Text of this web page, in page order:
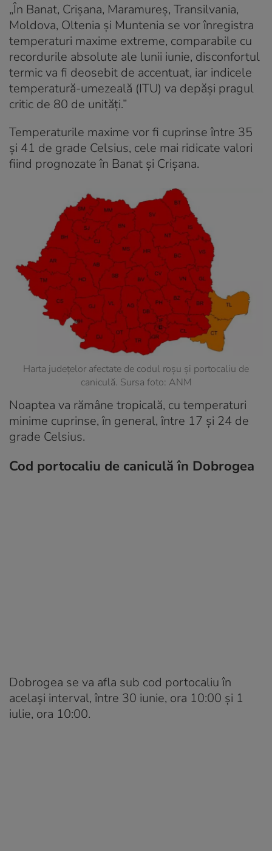
„În Banat, Crișana, Maramureș, Transilvania,
Moldova, Oltenia și Muntenia se vor înregistra
temperaturi maxime extreme, comparabile cu
recordurile absolute ale lunii iunie, disconfortul
termic va fi deosebit de accentuat, iar indicele
temperatură-umezeală (ITU) va depăși pragul
critic de 80 de unități.”
Temperaturile maxime vor fi cuprinse între 35
și 41 de grade Celsius, cele mai ridicate valori
fiind prognozate în Banat și Crișana.
Harta județelor afectate de codul roșu și portocaliu de
caniculă. Sursa foto: ANM
Noaptea va rămâne tropicală, cu temperaturi
minime cuprinse, în general, între 17 și 24 de
grade Celsius.
Cod portocaliu de caniculă în Dobrogea
Dobrogea se va afla sub cod portocaliu în
același interval, între 30 iunie, ora 10:00 și 1
iulie, ora 10:00.